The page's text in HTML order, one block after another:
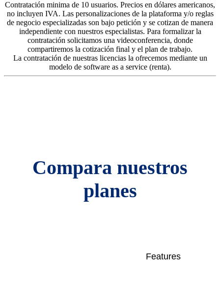
Contratación minima de 10 usuarios. Precios en dólares americanos,
no incluyen IVA. Las personalizaciones de la plataforma y/o reglas
de negocio especializadas son bajo petición y se cotizan de manera
independiente con nuestros especialistas. Para formalizar la
contratación solicitamos una videoconferencia, donde
compartiremos la cotización final y el plan de trabajo.
La contratación de nuestras licencias la ofrecemos mediante un
modelo de software as a service (renta).
Compara nuestros
planes
Features